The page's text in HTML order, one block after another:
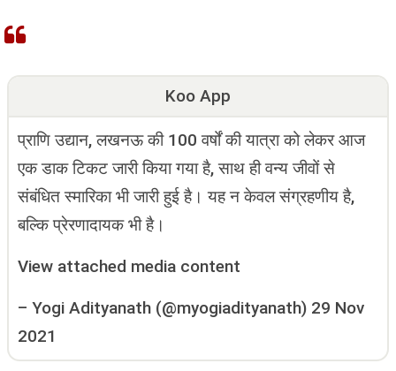
Koo App
प्राणि उद्यान, लखनऊ की 100 वर्षों की यात्रा को लेकर आज
एक डाक टिकट जारी किया गया है, साथ ही वन्य जीवों से
संबंधित स्मारिका भी जारी हुई है। यह न केवल संग्रहणीय है,
बल्कि प्रेरणादायक भी है।
View attached media content
– Yogi Adityanath (@myogiadityanath) 29 Nov
2021